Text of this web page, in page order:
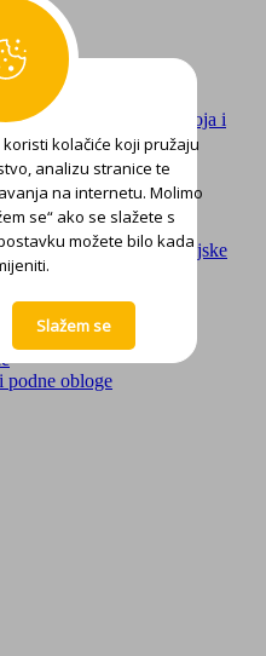
korozije, starih lak boja i
zaglađivanje
lakovi i lazure
– tekuće hidroizolacijske
podne obloge
kolačiće koji pružaju
analizu stranice te
na internetu. Molimo
se“ ako se slažete s
možete bilo kada
Slažem se